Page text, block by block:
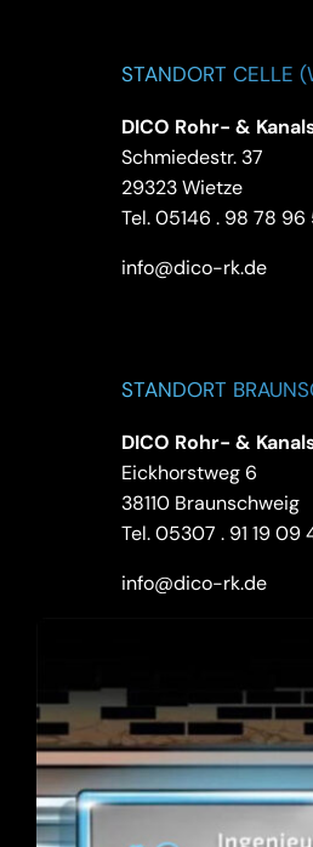
STANDORT CELLE
DICO Rohr- &
Schmiedestr. 37
29323 Wietze
Tel.05146 . 98 78 96
info@dico-rk.de
STANDORT
DICO Rohr- &
Eickhorstweg 6
38110 Braunschweig
Tel.05307 . 91 19 09
info@dico-rk.de